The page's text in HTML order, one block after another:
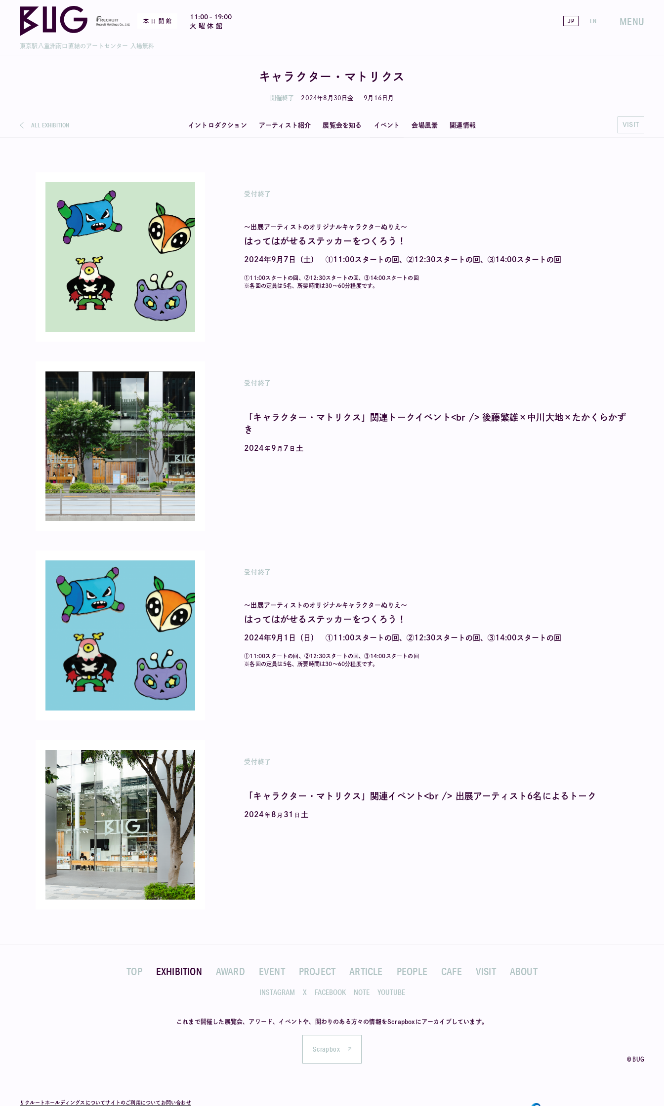
本 日 開 館
11:00 - 19:00
火 曜 休 館
JP EN MENU
東京駅八重洲南口直結のアートセンター 入場無料
キャラクター・マトリクス
開催終了 2024年8 月 30 日金 — 9 月 16 日 月
ALL EXHIBITION イントロダクション アーティスト紹介 展覧会を知る イベント 会場風景 関連情報 VISIT
受付終了
〜出展アーティストのオリジナルキャラクターぬりえ〜
はってはがせるステッカーをつくろう！
2024年9月7日（土） ①11:00スタートの回、②12:30スタートの回、③14:00スタートの回
①11:00スタートの回、②12:30スタートの回、③14:00スタートの回
※各回の定員は5名、所要時間は30〜60分程度です。
受付終了
「キャラクター・マトリクス」関連トークイベント<br /> 後藤繁雄×中川大地×たかくらかず
き
2024 年 9 月 7 日 土
受付終了
〜出展アーティストのオリジナルキャラクターぬりえ〜
はってはがせるステッカーをつくろう！
2024年9月1日（日） ①11:00スタートの回、②12:30スタートの回、③14:00スタートの回
①11:00スタートの回、②12:30スタートの回、③14:00スタートの回
※各回の定員は5名、所要時間は30〜60分程度です。
受付終了
「キャラクター・マトリクス」関連イベント<br /> 出展アーティスト6名によるトーク
2024 年 8 月 31 日 土
TOP EXHIBITION AWARD EVENT PROJECT ARTICLE PEOPLE CAFE VISIT ABOUT
INSTAGRAM X FACEBOOK NOTE YOUTUBE
これまで開催した展覧会、アワード、イベントや、 関わりのある方々の情報をScrapboxにアーカイブしています。
Scrapbox
リクルートホールディングスについてサイトのご利用について お問い合わせ